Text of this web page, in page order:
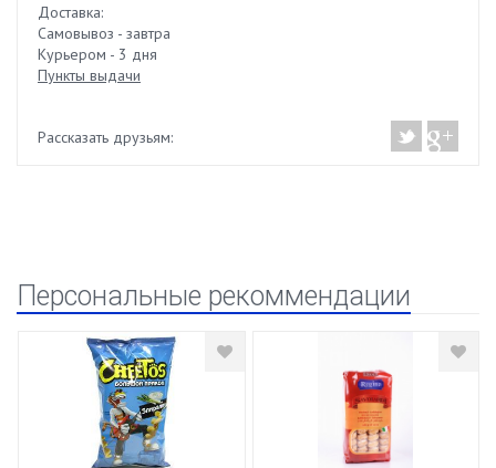
Доставка:
Самовывоз - завтра
Курьером - 3 дня
Пункты выдачи
Рассказать друзьям:
Персональные рекоммендации